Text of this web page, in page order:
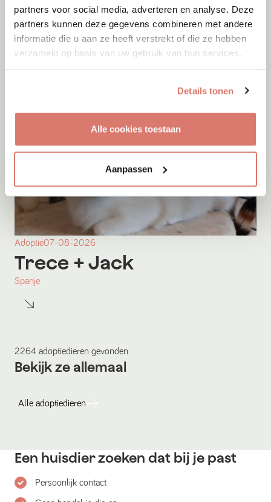
partners voor social media, adverteren en analyse. Deze
partners kunnen deze gegevens combineren met andere
informatie die u aan ze heeft verstrekt of die ze hebben
verzameld op basis van uw gebruik van hun services.
Details tonen
Alle cookies toestaan
Aanpassen
Adoptie07-08-2026
Bo
Boekel
Adoptie07-08-2026
Trece + Jack
Spanje
2264 adoptiedieren gevonden
Bekijk ze allemaal
Alle adoptiedieren
Een huisdier zoeken dat bij je past
Persoonlijk contact